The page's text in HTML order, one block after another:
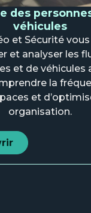
des
véhicules
et Sécurité
et analyser les
et de véhicules
la
et
organisation.